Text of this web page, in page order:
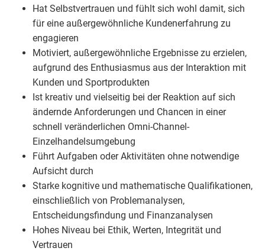
Hat Selbstvertrauen und fühlt sich wohl damit, sich
für eine außergewöhnliche Kundenerfahrung zu
engagieren
Motiviert, außergewöhnliche Ergebnisse zu erzielen,
aufgrund des Enthusiasmus aus der Interaktion mit
Kunden und Sportprodukten
Ist kreativ und vielseitig bei der Reaktion auf sich
ändernde Anforderungen und Chancen in einer
schnell veränderlichen Omni-Channel-
Einzelhandelsumgebung
Führt Aufgaben oder Aktivitäten ohne notwendige
Aufsicht durch
Starke kognitive und mathematische Qualifikationen,
einschließlich von Problemanalysen,
Entscheidungsfindung und Finanzanalysen
Hohes Niveau bei Ethik, Werten, Integrität und
Vertrauen